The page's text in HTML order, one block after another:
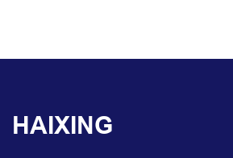
HAIXING